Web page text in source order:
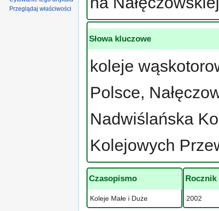
Słowa kluczowe
koleje
Polsce,
Nadwiślańska
Kolejowych
Czasopismo
Koleje Małe i Duże
Rocznik
2002
Przeglądaj właściwości